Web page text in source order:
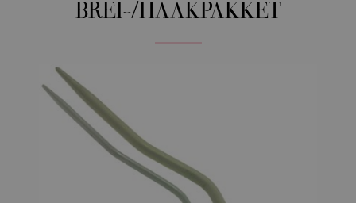
BREI-/HAAKPAKKET